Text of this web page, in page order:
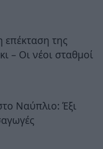
της
– Οι νέοι σταθμοί
Ναύπλιο: Έξι